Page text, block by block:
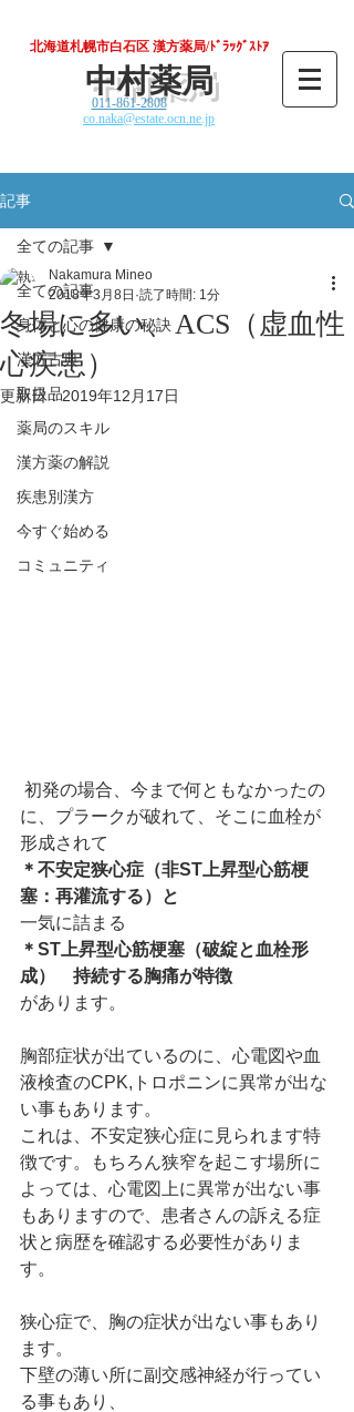
北海道札幌市白石区 漢方薬局/ﾄﾞﾗｯｸﾞｽﾄｱ
中村薬局
011-861-2808
co.naka@estate.ocn.ne.jp
記事
全ての記事
身体と心の健康の秘訣
漢方古典
取扱品
薬局のスキル
漢方薬の解説
疾患別漢方
今すぐ始める
コミュニティ
全ての記事
冬場に多い、ACS（虚血性
心疾患）
Nakamura Mineo
2018年3月8日 読了時間: 1分
更新日：2019年12月17日
に、プラークが破れて、そこに血栓が
形成されて
＊不安定狭心症（非ST上昇型心筋梗
塞：再灌流する）と
一気に詰まる
＊ST上昇型心筋梗塞（破綻と血栓形
成）　持続する胸痛が特徴
があります。
胸部症状が出ているのに、心電図や血
液検査のCPK,トロポニンに異常が出な
い事もあります。
これは、不安定狭心症に見られます特
徴です。もちろん狭窄を起こす場所に
よっては、心電図上に異常が出ない事
もありますので、患者さんの訴える症
状と病歴を確認する必要性がありま
す。
狭心症で、胸の症状が出ない事もあり
ます。
下壁の薄い所に副交感神経が行ってい
る事もあり、